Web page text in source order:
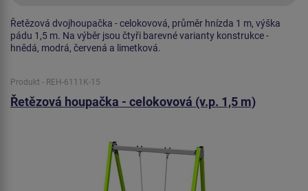
Řetězová dvojhoupačka - celokovová, průměr hnízda 1 m, výška
pádu 1,5 m. Na výběr jsou čtyři barevné varianty konstrukce -
hnědá, modrá, červená a limetková.
Produkt - REH-6111K-15
Řetězová houpačka - celokovová (v.p. 1,5 m)